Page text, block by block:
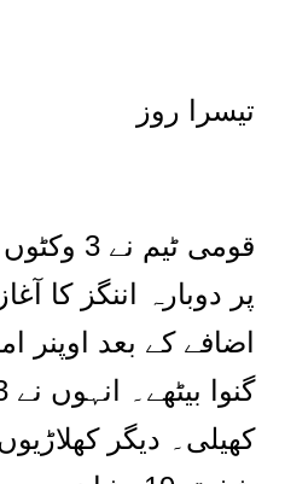
تیسرا روز
اضافے کے بعد اوپنر
کھیلی۔ دیگر